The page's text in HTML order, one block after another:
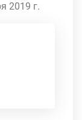
2019 г.